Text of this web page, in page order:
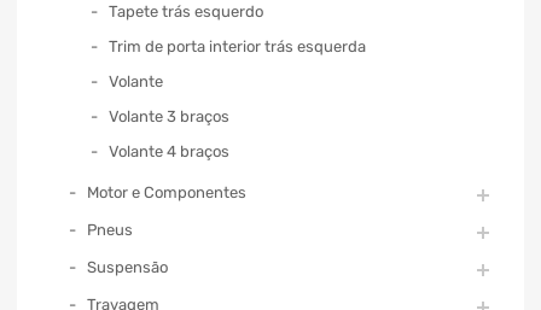
Tapete trás esquerdo
Trim de porta interior trás esquerda
Volante
Volante 3 braços
Volante 4 braços
Motor e Componentes
Pneus
Suspensão
Travagem